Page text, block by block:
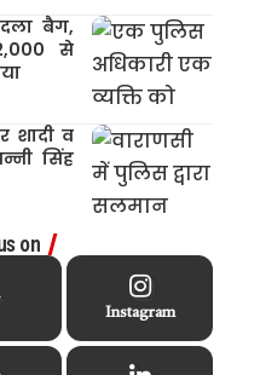
बैग,
से
शादी व
सिंह
on
Instagram